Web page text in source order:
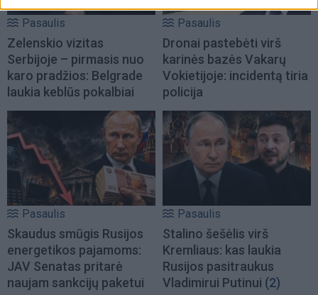
Pasaulis
Zelenskio vizitas
Serbijoje – pirmasis nuo
karo pradžios: Belgrade
laukia keblūs pokalbiai
Pasaulis
Dronai pastebėti virš
karinės bazės Vakarų
Vokietijoje: incidentą tiria
policija
Pasaulis
Skaudus smūgis Rusijos
energetikos pajamoms:
JAV Senatas pritarė
naujam sankcijų paketui
Pasaulis
Stalino šešėlis virš
Kremliaus: kas laukia
Rusijos pasitraukus
Vladimirui Putinui (2)